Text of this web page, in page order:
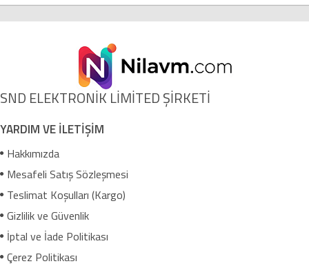
SND ELEKTRONİK LİMİTED ŞİRKETİ
YARDIM VE İLETİŞİM
Hakkımızda
Mesafeli Satış Sözleşmesi
Teslimat Koşulları (Kargo)
Gizlilik ve Güvenlik
İptal ve İade Politikası
Çerez Politikası